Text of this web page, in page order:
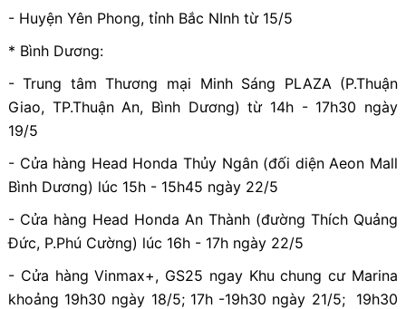
- Huyện Yên Phong, tỉnh Bắc NInh từ 15/5
* Bình Dương:
- Trung tâm Thương mại Minh Sáng PLAZA (P.Thuận
Giao, TP.Thuận An, Bình Dương) từ 14h - 17h30 ngày
19/5
- Cửa hàng Head Honda Thủy Ngân (đối diện Aeon Mall
Bình Dương) lúc 15h - 15h45 ngày 22/5
- Cửa hàng Head Honda An Thành (đường Thích Quảng
Đức, P.Phú Cường) lúc 16h - 17h ngày 22/5
- Cửa hàng Vinmax+, GS25 ngay Khu chung cư Marina
khoảng 19h30 ngày 18/5; 17h -19h30 ngày 21/5; 19h30